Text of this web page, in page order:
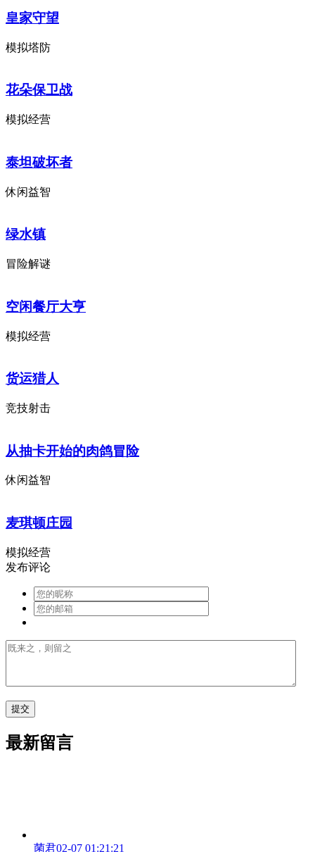
皇家守望
模拟塔防
花朵保卫战
模拟经营
泰坦破坏者
休闲益智
绿水镇
冒险解谜
空闲餐厅大亨
模拟经营
货运猎人
竞技射击
从抽卡开始的肉鸽冒险
休闲益智
麦琪顿庄园
模拟经营
发布评论
最新留言
菌君02-07 01:21:21